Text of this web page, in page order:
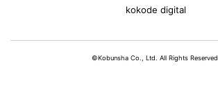
kokode digital
©Kobunsha Co., Ltd. All Rights Reserved.